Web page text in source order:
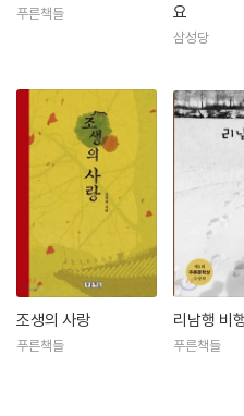
푸른책들
요
삼성당
조생의 사랑
푸른책들
리남행 비
푸른책들